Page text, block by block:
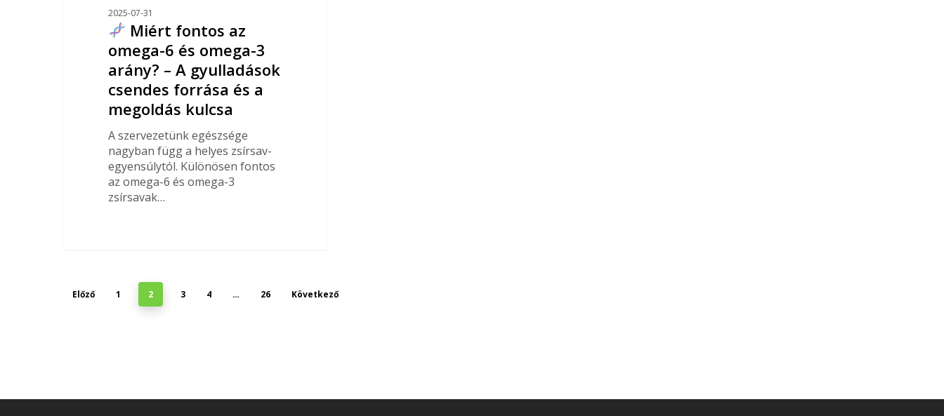
2025-07-31
Miért fontos az
omega-6 és omega-3
arány? – A gyulladások
csendes forrása és a
megoldás kulcsa
A szervezetünk egészsége
nagyban függ a helyes zsírsav-
egyensúlytól. Különösen fontos
az omega-6 és omega-3
zsírsavak…
Előző 1 2 3 4 … 26 Következő